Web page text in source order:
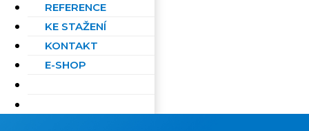
REFERENCE
KE STAŽENÍ
KONTAKT
E-SHOP